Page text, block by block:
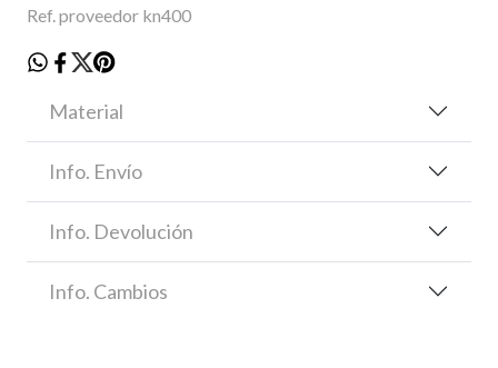
Ref. proveedor kn400
Material
Info. Envío
Info. Devolución
Info. Cambios